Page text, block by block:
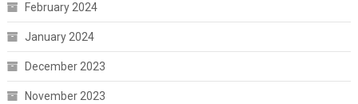
February 2024
January 2024
December 2023
November 2023